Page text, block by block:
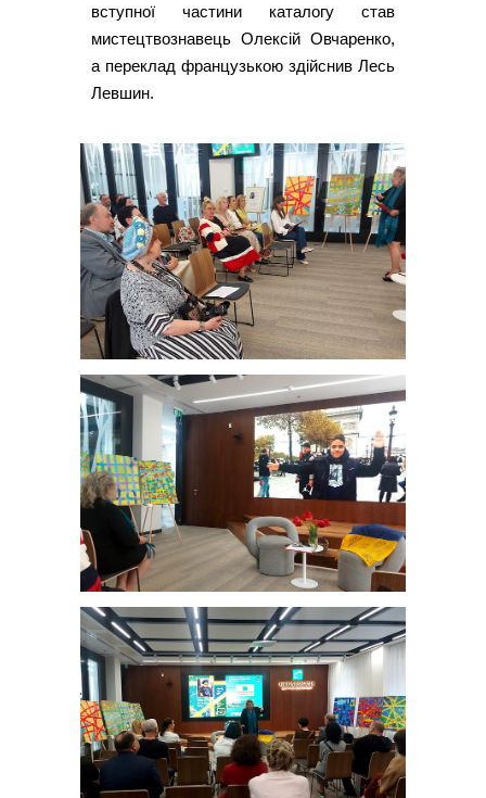
вступної частини каталогу став
мистецтвознавець Олексій Овчаренко,
а переклад французькою здійснив Лесь
Левшин.